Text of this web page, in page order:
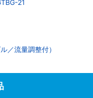
21
／流量調整付）